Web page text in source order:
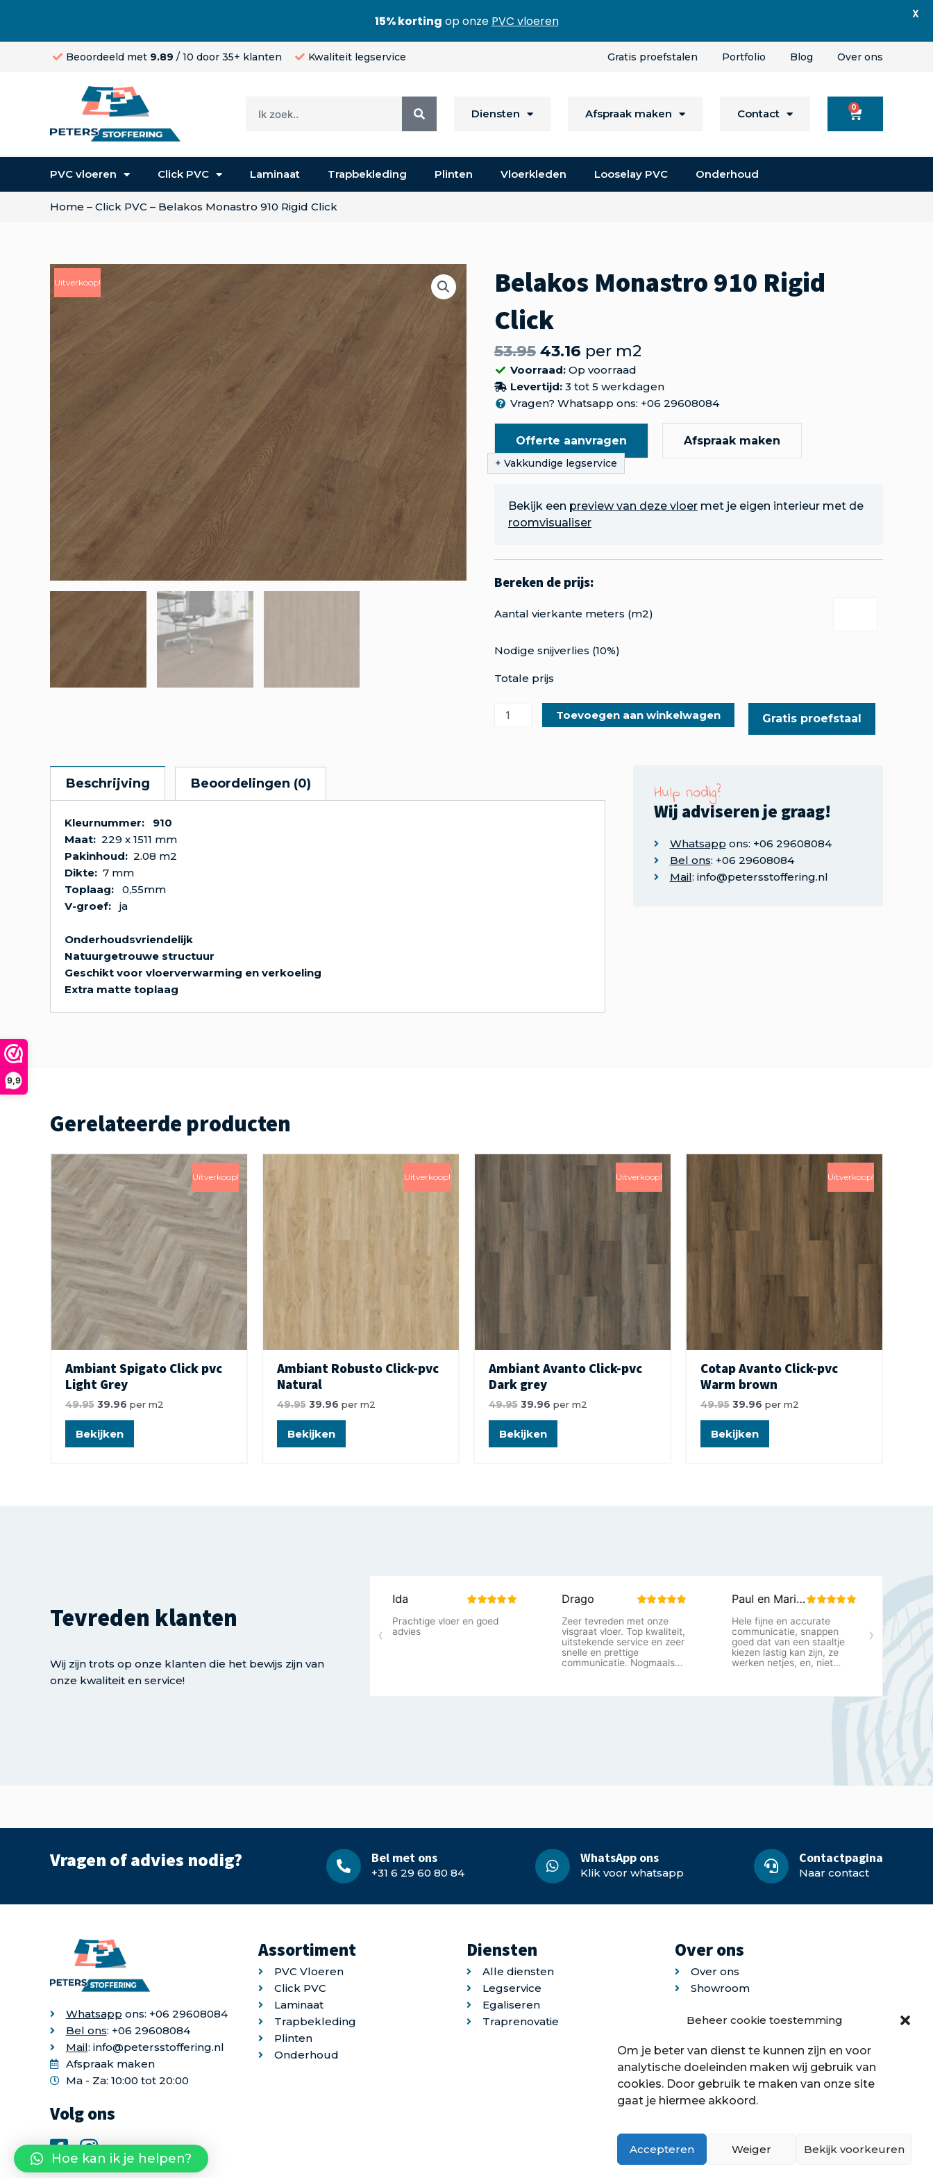
9,9
Beheer cookie toestemming
Om je beter van dienst te kunnen zijn en voor
analytische doeleinden maken wij gebruik van
cookies. Door gebruik te maken van onze site
gaat je hiermee akkoord.
Accepteren Weiger Bekijk voorkeuren
Beoordeeld met 9.89 / 10 door 35+ klanten Kwaliteit legservice Gratis proefstalen Portfolio Blog Over ons
Diensten Afspraak maken Contact 0
PVC vloeren Click PVC Laminaat Trapbekleding Plinten Vloerkleden Looselay PVC Onderhoud
Home – Click PVC – Belakos Monastro 910 Rigid Click
Uitverkoop!
Belakos Monastro 910 Rigid
Click
53.95 43.16 per m2
Voorraad:Op voorraad
Levertijd:3 tot 5 werkdagen
Vragen? Whatsapp ons: +06 29608084
Offerte aanvragen Afspraak maken
Bekijk een preview van deze vloer met je eigen interieur met de
roomvisualiser
Aantal vierkante meters (m2)
Nodige snijverlies (10%)
Totale prijs
Toevoegen aan winkelwagen Gratis proefstaal
Beschrijving Beoordelingen (0)
Kleurnummer: 910
Maat: 229 x 1511 mm
Pakinhoud: 2.08 m2
Dikte: 7 mm
Toplaag:
0,55mm
V-groef:
ja
Onderhoudsvriendelijk
Natuurgetrouwe structuur
Geschikt voor vloerverwarming en verkoeling
Extra matte toplaag
Hulp nodig?
Wij adviseren je graag!
Whatsapp ons: +06 29608084
Bel ons: +06 29608084
Mail: info@petersstoffering.nl
Gerelateerde producten
Uitverkoop!
Ambiant Spigato Click pvc
Light Grey
49.95 39.96 per m2
Bekijken
Uitverkoop!
Ambiant Robusto Click-pvc
Natural
49.95 39.96 per m2
Bekijken
Uitverkoop!
Ambiant Avanto Click-pvc
Dark grey
49.95 39.96 per m2
Bekijken
Uitverkoop!
Cotap Avanto Click-pvc
Warm brown
49.95 39.96 per m2
Bekijken
Tevreden klanten
Wij zijn trots op onze klanten die het bewijs zijn van
onze kwaliteit en service!
Vragen of advies nodig? Bel met ons
+31 6 29 60 80 84
WhatsApp ons
Klik voor whatsapp
Contactpagina
Naar contact
Whatsapp ons: +06 29608084
Bel ons: +06 29608084
Mail: info@petersstoffering.nl
Afspraak maken
Ma - Za: 10:00 tot 20:00
Volg ons
Assortiment
PVC Vloeren
Click PVC
Laminaat
Trapbekleding
Plinten
Onderhoud
Diensten
Alle diensten
Legservice
Egaliseren
Traprenovatie
Over ons
Over ons
Showroom
Klantenservice
15% korting op onze PVC vloeren X
Hoe kan ik je helpen?